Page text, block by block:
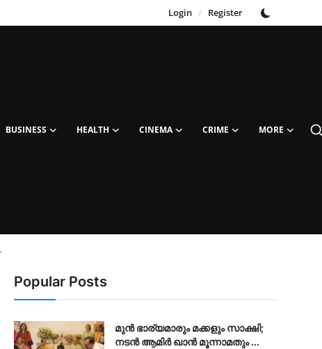
Login / Register
BUSINESS HEALTH CINEMA CRIME MORE
Popular Posts
മുൻ ഭാര്യമാരും മക്കളും സാക്ഷി;
നടൻ ആമിർ ഖാൻ മൂന്നാമതും ...